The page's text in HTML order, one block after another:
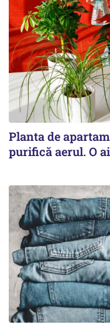
Planta de
purifică aerul. O